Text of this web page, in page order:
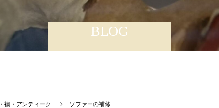
BLOG
襖・アンティーク ソファーの補修